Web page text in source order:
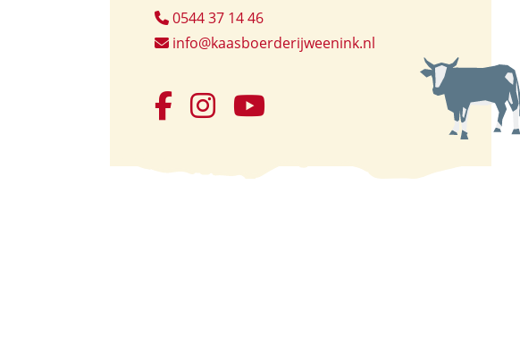
0544 37 14 46
info@kaasboerderijweenink.nl